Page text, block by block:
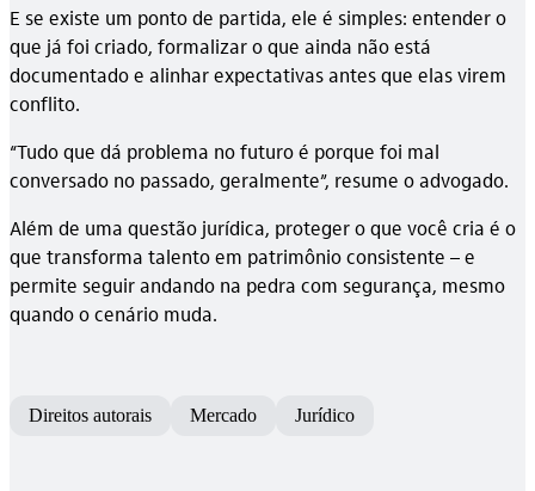
E se existe um ponto de partida, ele é simples: entender o
que já foi criado, formalizar o que ainda não está
documentado e alinhar expectativas antes que elas virem
conflito.
“Tudo que dá problema no futuro é porque foi mal
conversado no passado, geralmente”, resume o advogado.
Além de uma questão jurídica, proteger o que você cria é o
que transforma talento em patrimônio consistente – e
permite seguir andando na pedra com segurança, mesmo
quando o cenário muda.
Direitos autorais Mercado Jurídico